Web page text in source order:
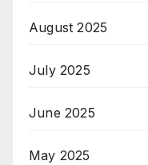
August 2025
July 2025
June 2025
May 2025